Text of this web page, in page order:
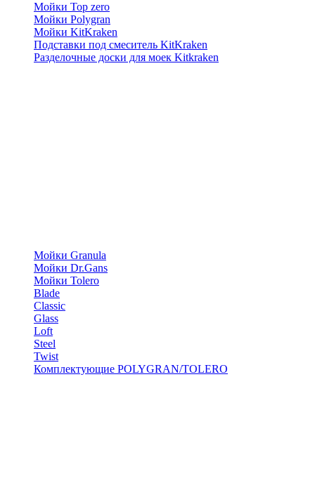
Мойки Top zero
Мойки Polygran
Мойки KitKraken
Подставки под смеситель KitKraken
Разделочные доски для моек Kitkraken
Мойки Granula
Мойки Dr.Gans
Мойки Tolero
Blade
Classic
Glass
Loft
Steel
Twist
Комплектующие POLYGRAN/TOLERO